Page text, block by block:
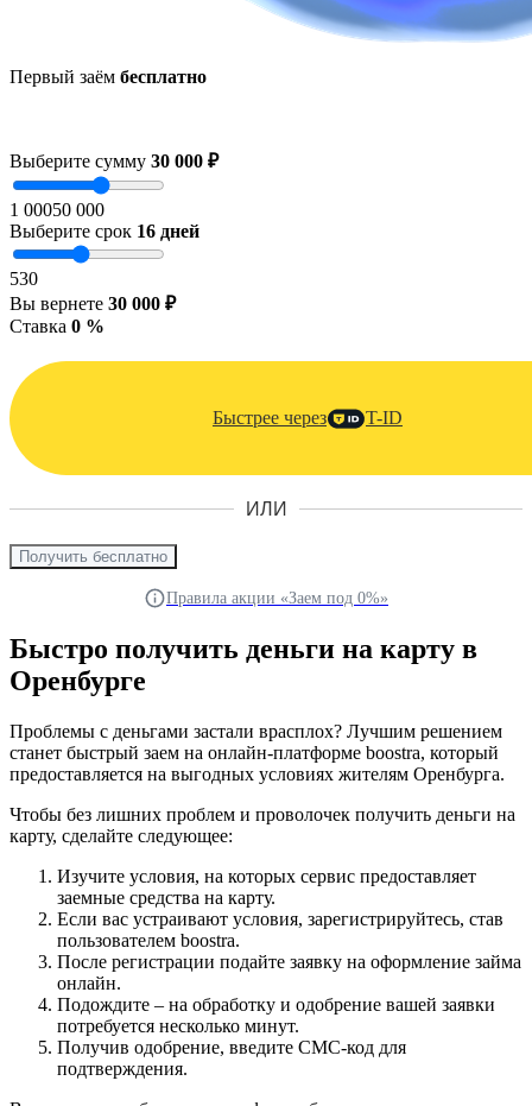
Первый заём бесплатно
Выберите сумму 30 000 ₽
1 00050 000
Выберите срок 16 дней
530
Вы вернете 30 000 ₽
Ставка 0 %
Быстрее через T-ID
ИЛИ
Получить бесплатно
Правила акции «Заем под 0%»
Быстро получить деньги на карту в
Оренбурге
Проблемы с деньгами застали врасплох? Лучшим решением
станет быстрый заем на онлайн-платформе boostra, который
предоставляется на выгодных условиях жителям Оренбурга.
Чтобы без лишних проблем и проволочек получить деньги на
карту, сделайте следующее:
Изучите условия, на которых сервис предоставляет
заемные средства на карту.
Если вас устраивают условия, зарегистрируйтесь, став
пользователем boostra.
После регистрации подайте заявку на оформление займа
онлайн.
Подождите – на обработку и одобрение вашей заявки
потребуется несколько минут.
Получив одобрение, введите СМС-код для
подтверждения.